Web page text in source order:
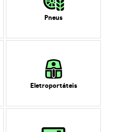
Pneus
Eletroportáteis